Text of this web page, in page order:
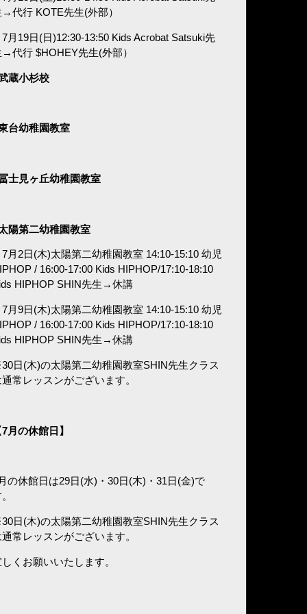
→代行 KOTE先生(外部）
7月19日(日)12:30-13:50 Kids Acrobat Satsuki先
→代行 $HOHEY先生(外部）
蔵小杉校
台幼稚園教室
士見ヶ丘幼稚園教室
陽第二幼稚園教室
7月2日(木)太陽第二幼稚園教室 14:10-15:10 幼児
/ 16:00-17:00 Kids HIPHOP/17:10-18:10
HIPHOP SHIN先生→休講
7月9日(木)太陽第二幼稚園教室 14:10-15:10 幼児
/ 16:00-17:00 Kids HIPHOP/17:10-18:10
HIPHOP SHIN先生→休講
日(木)の太陽第二幼稚園教室SHIN先生クラス
通常レッスンがございます。
7月の休館日】
の休館日は29日(水)・30日(木)・31日(金)で
日(木)の太陽第二幼稚園教室SHIN先生クラス
通常レッスンがございます。
くお願いいたします。